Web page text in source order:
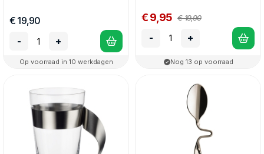
€ 19,90
-
+
Op voorraad in 10 werkdagen
€ 9,95 € 19,90
- +
Nog 13 op voorraad